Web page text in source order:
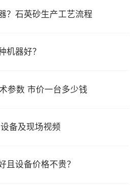
？石英砂生产工艺流程
机器好？
参数 市价一台多少钱
备及现场视频
且设备价格不贵？